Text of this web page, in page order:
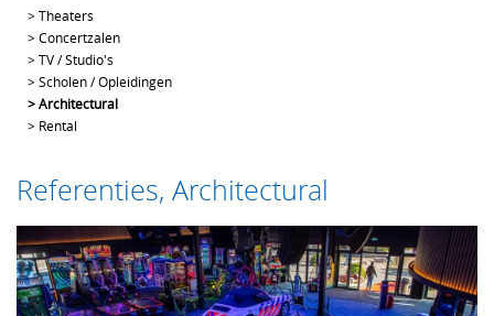
>Theaters
>Concertzalen
>TV / Studio's
>Scholen / Opleidingen
>Architectural
> Rental
Referenties, Architectural